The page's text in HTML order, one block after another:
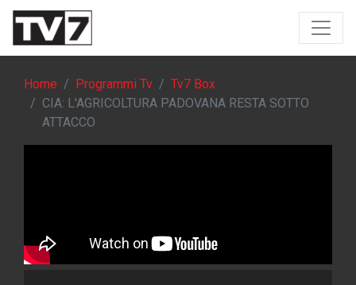
Home Programmi Tv
Tv7 Box
CIA: L'AGRICOLTURA PADOVANA RESTA SOTTO
ATTACCO